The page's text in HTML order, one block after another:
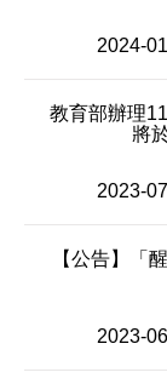
2024-
教育部辦理
將
2023-
【公告】「
2023-